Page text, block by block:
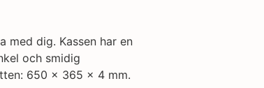
med dig. Kassen har en
och smidig
650 x 365 x 4 mm.